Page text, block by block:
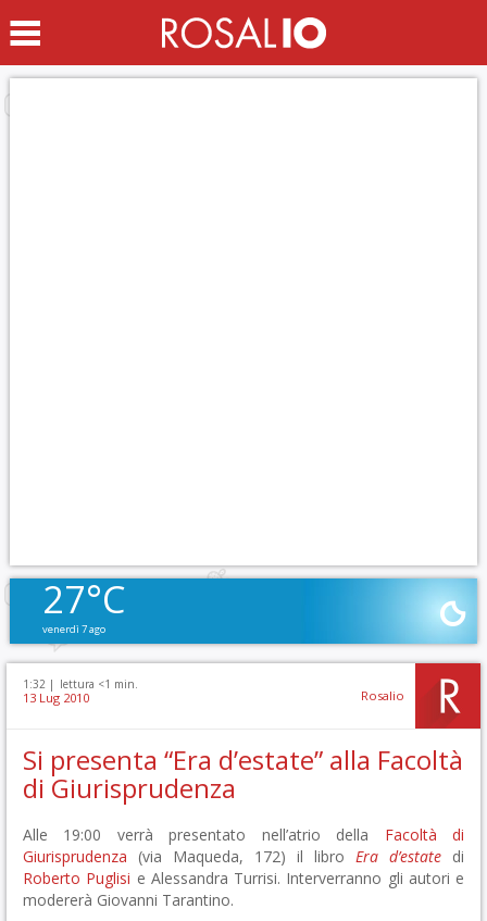
27°C
venerdì 7 ago
1:32 | lettura <1 min.
13 Lug 2010 Rosalio
Si presenta “Era d’estate” alla Facoltà
di Giurisprudenza
Alle 19:00 verrà presentato nell’atrio della Facoltà di
Giurisprudenza (via Maqueda, 172) il libro Era d’estate di
Roberto Puglisi e Alessandra Turrisi. Interverranno gli autori e
modererà Giovanni Tarantino.